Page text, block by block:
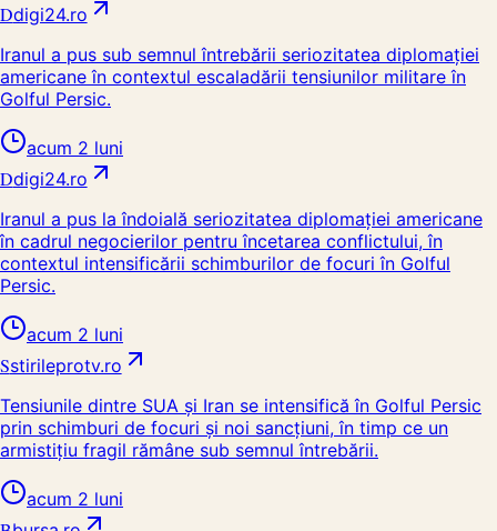
Ddigi24.ro
Iranul a pus sub semnul întrebării seriozitatea diplomației
americane în contextul escaladării tensiunilor militare în
Golful Persic.
acum 2 luni
Ddigi24.ro
Iranul a pus la îndoială seriozitatea diplomației americane
în cadrul negocierilor pentru încetarea conflictului, în
contextul intensificării schimburilor de focuri în Golful
Persic.
acum 2 luni
Sstirileprotv.ro
Tensiunile dintre SUA și Iran se intensifică în Golful Persic
prin schimburi de focuri și noi sancțiuni, în timp ce un
armistițiu fragil rămâne sub semnul întrebării.
acum 2 luni